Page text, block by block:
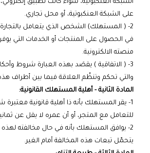
الشبكة العنكبوتية، سواءً كانت تطبيق
على الشبكة العنكبوتية، أو محل تجاري.
2- ( المستهلك) الشخص الذي يتعامل بالتجارة
في الحصول على المنتجات أو الخدمات التي
منصته الالكترونية.
3- ( الاتفاقية ) يقصَد بهذه العبارة شروط
والتي تحكم وتنظّم العلاقة فيما بين أطراف هذه
المادة الثانية - أهلية المستهلك القانونية:
1- يقر المستهلك بأنه ذا أهلية قانونية معتبرة
للتعامل مع المتجر، أو أن عمره لا يقل عن
2- يوافق المستهلك بأنه في حال مخالفته لهذه
يتحمّل تبعات هذه المخالفة أمام الغير.